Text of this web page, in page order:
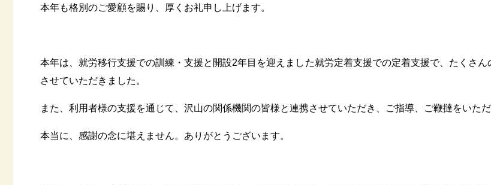
本年も格別のご愛顧を賜り、厚くお礼申し上げます。
本年は、就労移行支援での訓練・支援と開設2年目を迎えました就労定着支援での定着支援で、たくさん
させていただきました。
また、利用者様の支援を通じて、沢山の関係機関の皆様と連携させていただき、ご指導、ご鞭撻をいただ
本当に、感謝の念に堪えません。ありがとうございます。